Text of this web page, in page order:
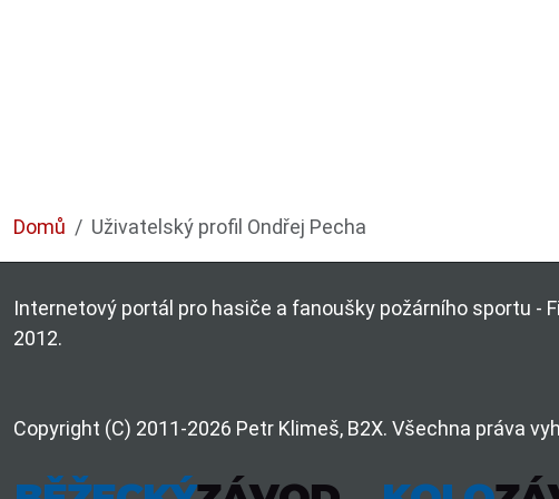
Domů Uživatelský profil Ondřej Pecha
Internetový portál pro hasiče a fanoušky požárního sportu -
2012.
Copyright (C) 2011-2026 Petr Klimeš, B2X. Všechna práva